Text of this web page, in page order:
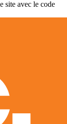
site avec le code